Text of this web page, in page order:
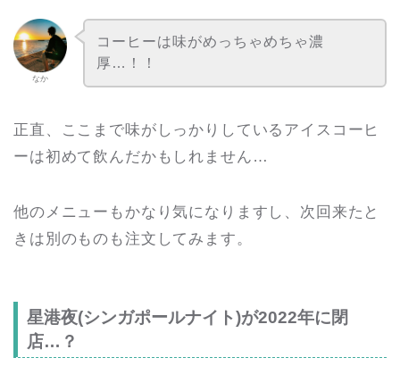
なか
コーヒーは味がめっちゃめちゃ濃
厚…！！
正直、ここまで味がしっかりしているアイスコーヒ
ーは初めて飲んだかもしれません…
他のメニューもかなり気になりますし、次回来たと
きは別のものも注文してみます。
星港夜(シンガポールナイト)が2022年に閉
店…？